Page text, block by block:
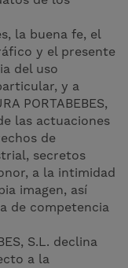
la buena fe, el
y el presente
del uso
y a
PORTABEBES,
las actuaciones
de
secretos
a la intimidad
imagen, así
de competencia
S.L. declina
a la